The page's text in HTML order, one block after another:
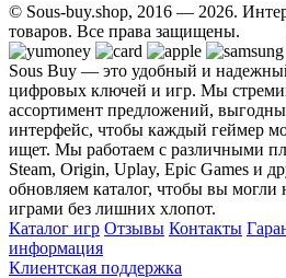
© Sous-buy.shop, 2016 — 2026.
товаров. Все права защищены.
Sous Buy — это удобный и
цифровых ключей и игр. Мы
ассортимент предложений,
интерфейс, чтобы каждый геймер
ищет. Мы работаем с различными
Steam, Origin, Uplay, Epic Games и
обновляем каталог, чтобы вы
играми без лишних хлопот.
Каталог игр Отзывы Контакты
информация
Клиентская поддержка